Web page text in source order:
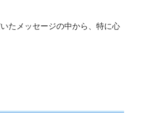
たメッセージの中から、特に心